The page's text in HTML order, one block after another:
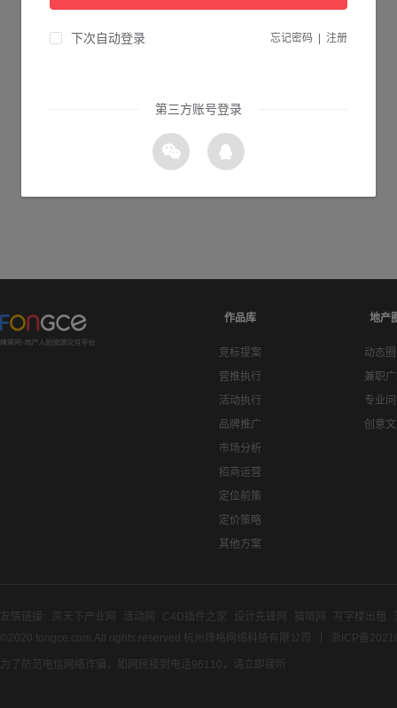
作品库
竞标提案
营推执行
活动执行
品牌推广
市场分析
招商运营
定位前策
定价策略
其他方案
地产
动态
兼职
专业
创意
友情链接: 房天下产业网 活动网 C4D插件之家 设计先锋网 猫啃网 写字楼出租
©2020 fongce.com.All rights reserved 杭州烽格网络科技有限公司
浙ICP备
为了防范电信网络诈骗，如网民接到电话96110，请立即接听
下次自动登录 忘记密码 注册
第三方账号登录